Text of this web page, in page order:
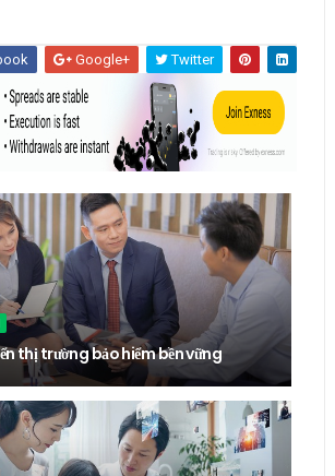
Google+ Twitter
thị trường bảo hiểm bền vững